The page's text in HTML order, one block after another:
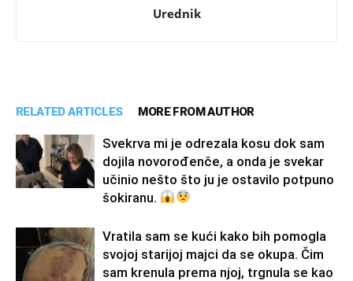
Urednik
RELATED ARTICLES MORE FROM AUTHOR
Svekrva mi je odrezala kosu dok sam
dojila novorođenče, a onda je svekar
učinio nešto što ju je ostavilo potpuno
šokiranu.
Vratila sam se kući kako bih pomogla
svojoj starijoj majci da se okupa. Čim
sam krenula prema njoj, trgnula se kao